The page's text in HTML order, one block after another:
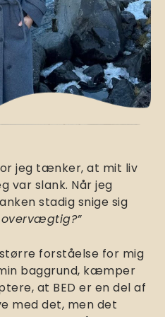
jeg tænker, at mit liv
var slank. Når jeg
stadig snige sig
overvægtig?”
forståelse for mig
baggrund, kæmper
at BED er en del af
med det, men det